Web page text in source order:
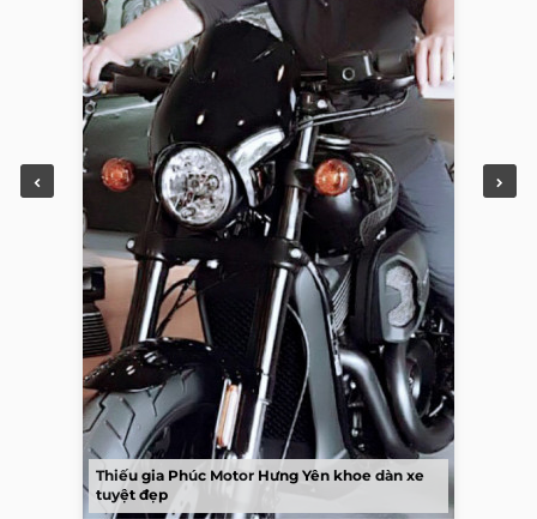
Thiếu gia Phúc Motor Hưng Yên khoe dàn xe
tuyệt đẹp